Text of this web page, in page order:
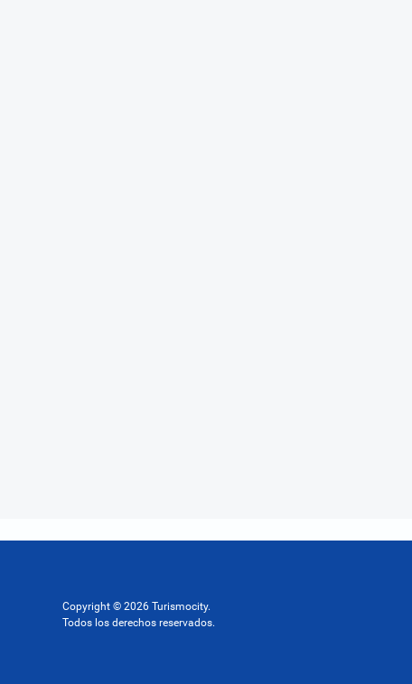
Copyright © 2026 Turismocity.
Todos los derechos reservados.